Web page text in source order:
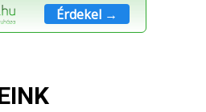
Érdekel →